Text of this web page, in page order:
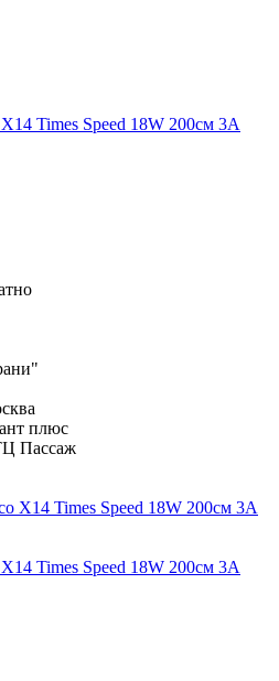
Times Speed 18W 200см 3A
плюс
Пассаж
Times Speed 18W 200см 3A